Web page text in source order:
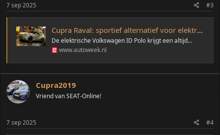
7 sep 2025 #3
Cupra Raval: sportief alternatief voor elektrische
De elektrische Volkswagen ID Polo krijgt een altijd...
www.autoweek.nl
Cupra2019
Vriend van SEAT-Online!
7 sep 2025 #4